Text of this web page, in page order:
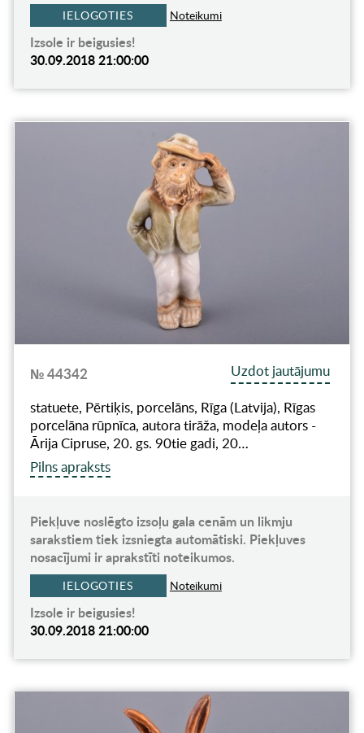
IELOGOTIES Noteikumi
Izsole ir beigusies!
30.09.2018 21:00:00
№ 44342
Uzdot jautājumu
statuete, Pērtiķis, porcelāns, Rīga (Latvija), Rīgas
porcelāna rūpnīca, autora tirāža, modeļa autors -
Ārija Cipruse, 20. gs. 90tie gadi, 20…
Pilns apraksts
Piekļuve noslēgto izsoļu gala cenām un likmju
sarakstiem tiek izsniegta automātiski. Piekļuves
nosacījumi ir aprakstīti noteikumos.
IELOGOTIES Noteikumi
Izsole ir beigusies!
30.09.2018 21:00:00